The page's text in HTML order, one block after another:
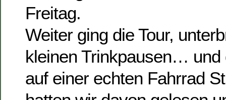
Freitag.
Weiter ging die Tour,
kleinen Trinkpausen… und
auf einer echten Fahrrad